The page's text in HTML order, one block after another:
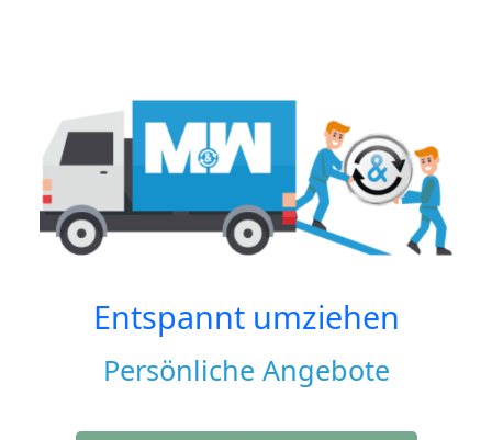
Entspannt umziehen
Persönliche Angebote